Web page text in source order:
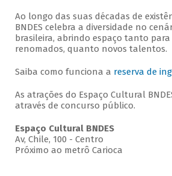
Ao longo das suas décadas de
BNDES celebra a diversidade no
brasileira, abrindo espaço tanto
renomados, quanto novos talentos.
Saiba como funciona a reserva de
As atrações do Espaço Cultural
através de concurso público.
Espaço Cultural BNDES
Av, Chile, 100 - Centro
Próximo ao metrô Carioca